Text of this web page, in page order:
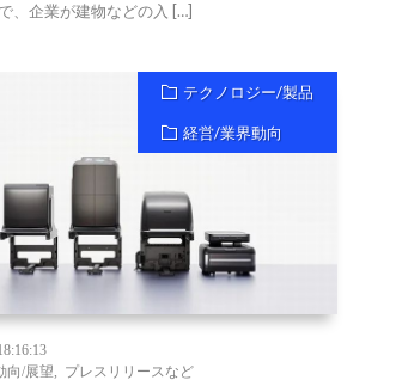
、企業が建物などの入 […]
テクノロジー/製品
経営/業界動向
向/展望 プレスリリースなど